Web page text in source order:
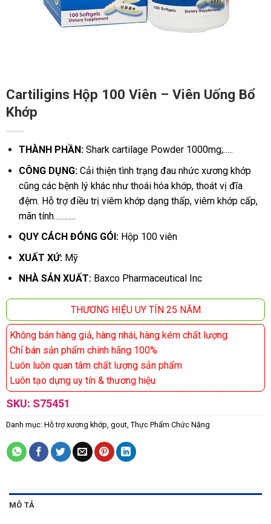
Cartiligins Hộp 100 Viên – Viên Uống Bổ
Khớp
THÀNH PHẦN: Shark cartilage Powder 1000mg;…..
CÔNG DỤNG: Cải thiện tình trạng đau nhức xương khớp
cũng các bệnh lý khác như thoái hóa khớp, thoát vị đĩa
đệm. Hỗ trợ điều trị viêm khớp dạng thấp, viêm khớp cấp,
mãn tính………..
QUY CÁCH ĐÓNG GÓI: Hộp 100 viên
XUẤT XỨ: Mỹ
NHÀ SẢN XUẤT: Baxco Pharmaceutical Inc
THƯƠNG HIỆU UY TÍN 25 NĂM
Không bán hàng giả, hàng nhái, hàng kém chất lượng
Chỉ bán sản phẩm chính hãng 100%
Luôn luôn quan tâm chất lượng sản phẩm
Luôn tạo dựng uy tín & thương hiệu
SKU: S75451
Danh mục: Hỗ trợ xương khớp, gout, Thực Phẩm Chức Năng
MÔ TẢ